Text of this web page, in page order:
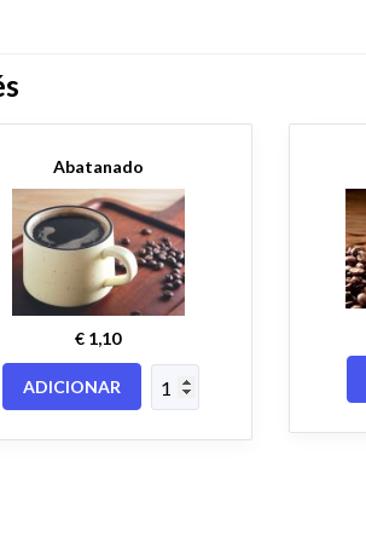
Abatanado
€ 1,10
ADICIONAR